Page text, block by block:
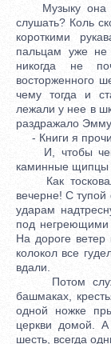
Музыку она
слушать? Коль
короткими
пальцам уже не
никогда не
восторженного
чему тогда и
лежали у нее в
раздражало Эмму.
- Книги я
И, чтобы чем-
каминные щипцы
Как
вечерне! С тупой
ударам
под негреющими
На дороге
колокол все
вдали.
Потом
башмаках,
одной ножке
церкви домой. А
шесть, всегда